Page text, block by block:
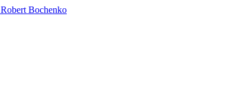
Robert Bochenko